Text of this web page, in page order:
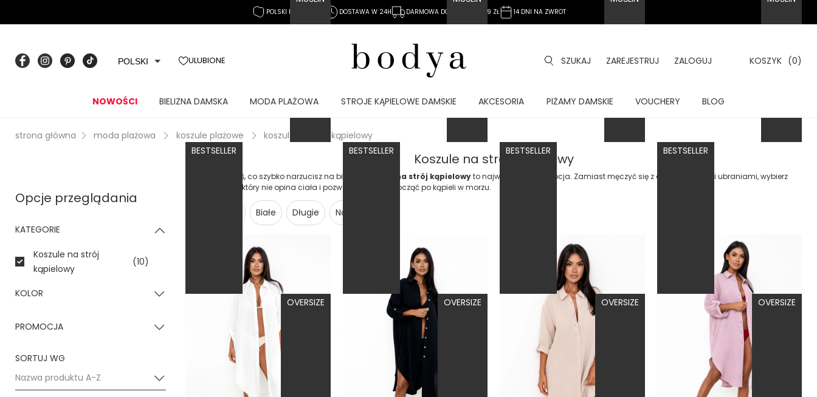
POLSKI PRODUCENT DOSTAWA W 24H DARMOWA DOSTAWA OD 39 ZŁ 14 DNI NA ZWROT
POLSKI ULUBIONE SZUKAJ ZAREJESTRUJ ZALOGUJ KOSZYK (0)
NOWOŚCI BIELIZNA DAMSKA MODA PLAŻOWA STROJE KĄPIELOWE DAMSKIE AKCESORIA PIŻAMY DAMSKIE VOUCHERY BLOG
strona główna moda plażowa koszule plażowe koszule na strój kąpielowy
Opcje przeglądania
KATEGORIE
Koszule na strój
kąpielowy
(10)
KOLOR
Brązowy(1)
PROMOCJA
SORTUJ WG
Nazwa produktu A-Z
Koszule na strój kąpielowy
Szukasz czegoś, co szybko narzucisz na bikini? Koszula na strój kąpielowyto najwygodniejsza opcja. Zamiast męczyć się z dopasowanymi ubraniami, wybierz
fason oversize, który nie opina ciała i pozwala skórze odpocząć po kąpieli w morzu.
Białe Długie Narzutki
BESTSELLER
OVERSIZE
BESTSELLER
OVERSIZE
BESTSELLER
OVERSIZE
BESTSELLER
OVERSIZE